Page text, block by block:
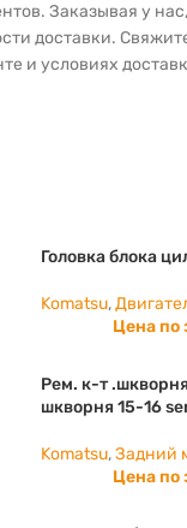
Заказывая у
доставки.
и условиях
Головка блока
Komatsu,
Цена по
Рем. к-т
шкворня 15-16
Komatsu,Задний
Цена по